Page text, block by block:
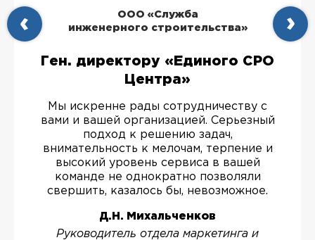
ООО «Служба
инженерного строительства»
Ген. директору «Единого СРО
Центра»
Мы искренне рады сотрудничеству с
вами и вашей организацией. Серьезный
подход к решению задач,
внимательность к мелочам, терпение и
высокий уровень сервиса в вашей
команде не однократно позволяли
свершить, казалось бы, невозможное.
Д.Н. Михальченков
Руководитель отдела маркетинга и